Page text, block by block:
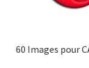
60 Images pour